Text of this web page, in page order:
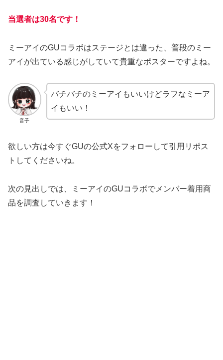
当選者は30名です！
ミーアイのGUコラボはステージとは違った、普段のミー
アイが出ている感じがしていて貴重なポスターですよね。
音子
バチバチのミーアイもいいけどラフなミーア
イもいい！
欲しい方は今すぐGUの公式Xをフォローして引用リポス
トしてくださいね。
次の見出しでは、ミーアイのGUコラボでメンバー着用商
品を調査していきます！